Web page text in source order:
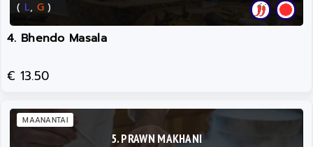
( L, G )
4. Bhendo Masala
€ 13.50
5. PRAWN MAKHANI
MAANANTAI